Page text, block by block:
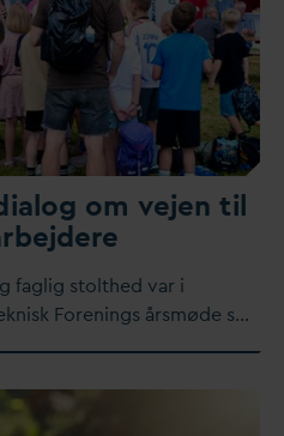
om vejen til
faglig stolthed var i
Forenings årsmøde s…